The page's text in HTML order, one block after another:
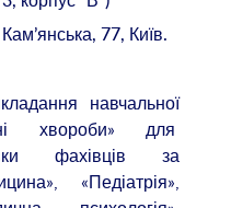
77, Київ.
навчальної
хвороби» для
фахівців за
«Педіатрія»,